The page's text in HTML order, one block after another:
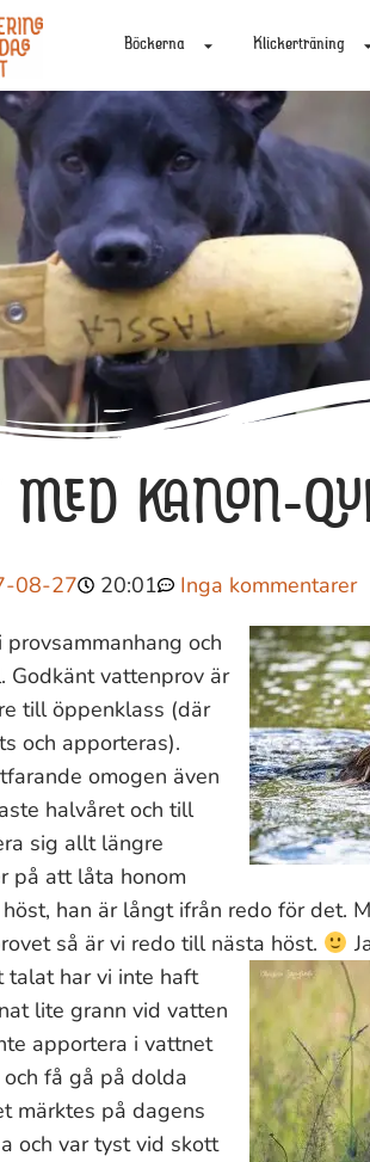
Böckerna Klickerträning
MED KANON-
08-27 20:01
Inga kommentarer
och
Godkänt vattenprov är
till öppenklass (där
och apporteras).
omogen även
halvåret och till
sig allt längre
på att låta honom
han är långt ifrån redo för det.
så är vi redo till nästa höst.
talat har vi inte haft
lite grann vid vatten
apportera i vattnet
få gå på dolda
märktes på dagens
och var tyst vid skott